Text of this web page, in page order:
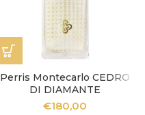
Perris Montecarlo CEDRO
DI DIAMANTE
€180,00